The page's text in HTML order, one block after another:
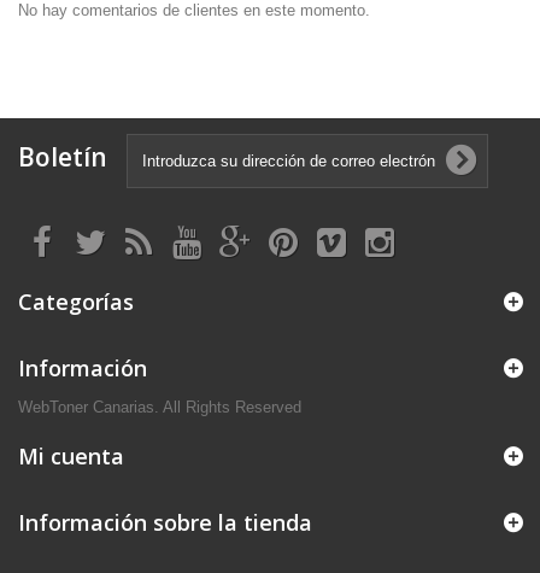
No hay comentarios de clientes en este momento.
Boletín
Categorías
Información
WebToner Canarias. All Rights Reserved
Mi cuenta
Información sobre la tienda